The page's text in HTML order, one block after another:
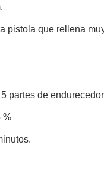
pistola que rellena
partes de endurecedor
%